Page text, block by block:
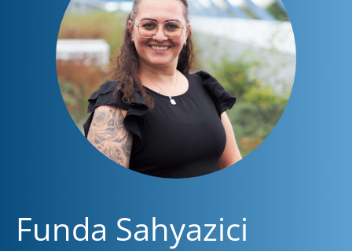
Funda Sahyazici